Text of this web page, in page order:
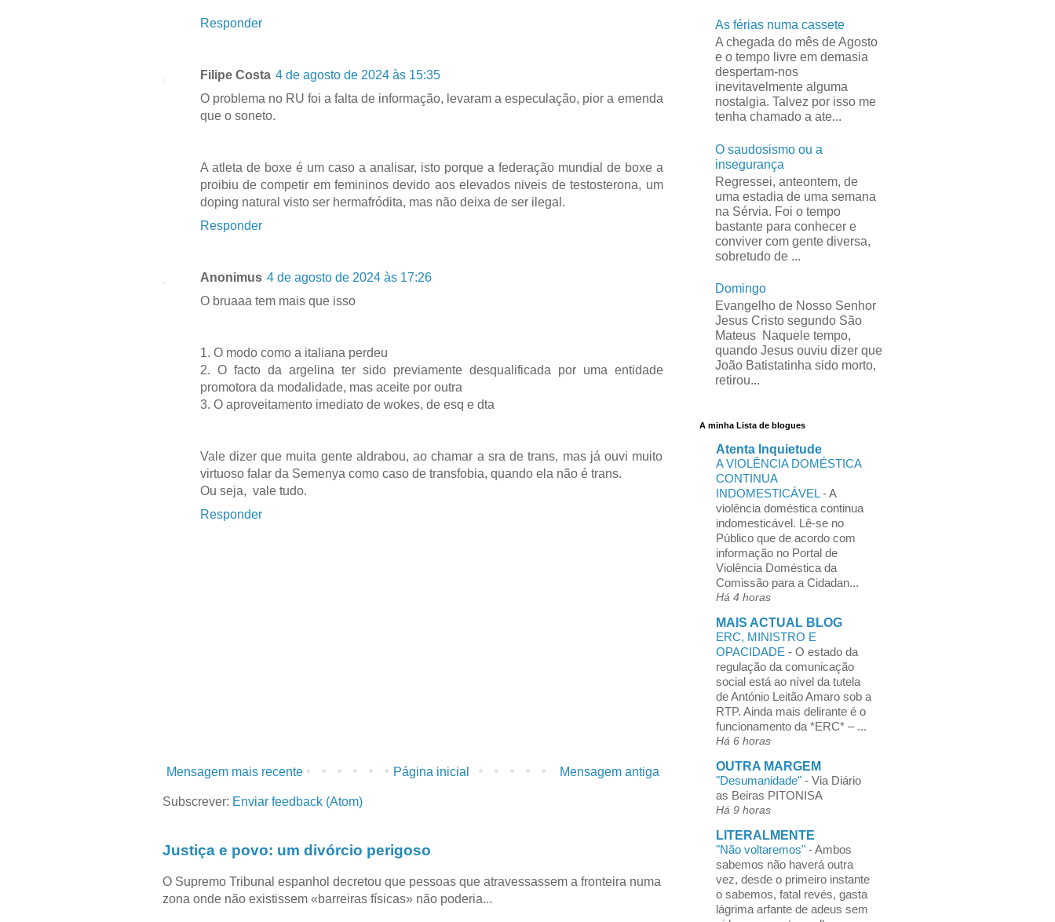
Responder
Filipe Costa 4 de agosto de 2024 às 15:35
O problema no RU foi a falta de informação, levaram a especulação, pior a emenda
que o soneto.
A atleta de boxe é um caso a analisar, isto porque a federação mundial de boxe a
proibiu de competir em femininos devido aos elevados niveis de testosterona, um
doping natural visto ser hermafródita, mas não deixa de ser ilegal.
Responder
Anonimus 4 de agosto de 2024 às 17:26
O bruaaa tem mais que isso
1. O modo como a italiana perdeu
2. O facto da argelina ter sido previamente desqualificada por uma entidade
promotora da modalidade, mas aceite por outra
3. O aproveitamento imediato de wokes, de esq e dta
Vale dizer que muita gente aldrabou, ao chamar a sra de trans, mas já ouvi muito
virtuoso falar da Semenya como caso de transfobia, quando ela não é trans.
Ou seja, vale tudo.
Responder
Mensagem mais recente Mensagem antiga
Página inicial
Subscrever: Enviar feedback (Atom)
Justiça e povo: um divórcio perigoso
O Supremo Tribunal espanhol decretou que pessoas que atravessassem a fronteira numa
zona onde não existissem «barreiras físicas» não poderia...
As férias numa cassete
A chegada do mês de Agosto
e o tempo livre em demasia
despertam-nos
inevitavelmente alguma
nostalgia. Talvez por isso me
tenha chamado a ate...
O saudosismo ou a
insegurança
Regressei, anteontem, de
uma estadia de uma semana
na Sérvia. Foi o tempo
bastante para conhecer e
conviver com gente diversa,
sobretudo de ...
Domingo
Evangelho de Nosso Senhor
Jesus Cristo segundo São
Mateus Naquele tempo,
quando Jesus ouviu dizer que
João Batistatinha sido morto,
retirou...
A minha Lista de blogues
Atenta Inquietude
A VIOLÊNCIA DOMÉSTICA
CONTINUA
INDOMESTICÁVEL-A
violência doméstica continua
indomesticável. Lê-se no
Público que de acordo com
informação no Portal de
Violência Doméstica da
Comissão para a Cidadan...
Há 4 horas
MAIS ACTUAL BLOG
ERC, MINISTRO E
OPACIDADE - O estado da
regulação da comunicação
social está ao nível da tutela
de António Leitão Amaro sob a
RTP. Ainda mais delirante é o
funcionamento da *ERC* – ...
Há 6 horas
OUTRA MARGEM
"Desumanidade" - Via Diário
as Beiras PITONISA
Há 9 horas
LITERALMENTE
"Não voltaremos" -Ambos
sabemos não haverá outra
vez, desde o primeiro instante
o sabemos, fatal revés, gasta
lágrima arfante de adeus sem